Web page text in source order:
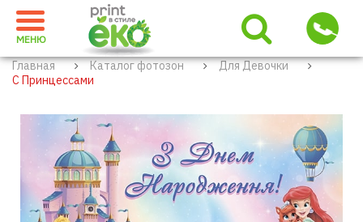
МЕНЮ
Главная Каталог фотозон
Для Девочки
С Принцессами